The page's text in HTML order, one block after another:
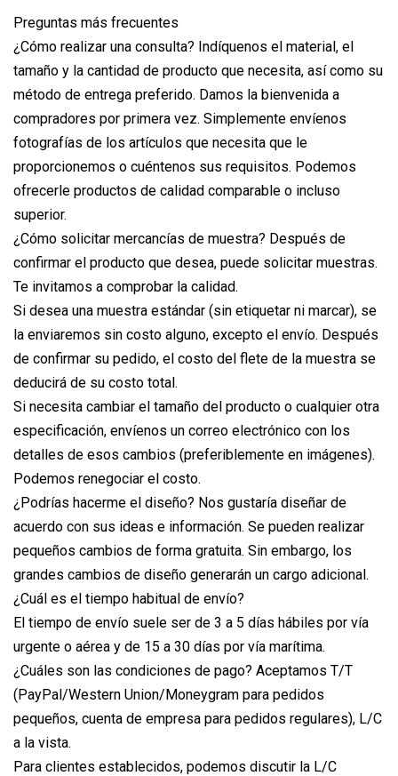
Preguntas más frecuentes
¿Cómo realizar una consulta? Indíquenos el material, el
tamaño y la cantidad de producto que necesita, así como su
método de entrega preferido. Damos la bienvenida a
compradores por primera vez. Simplemente envíenos
fotografías de los artículos que necesita que le
proporcionemos o cuéntenos sus requisitos. Podemos
ofrecerle productos de calidad comparable o incluso
superior.
¿Cómo solicitar mercancías de muestra? Después de
confirmar el producto que desea, puede solicitar muestras.
Te invitamos a comprobar la calidad.
Si desea una muestra estándar (sin etiquetar ni marcar), se
la enviaremos sin costo alguno, excepto el envío. Después
de confirmar su pedido, el costo del flete de la muestra se
deducirá de su costo total.
Si necesita cambiar el tamaño del producto o cualquier otra
especificación, envíenos un correo electrónico con los
detalles de esos cambios (preferiblemente en imágenes).
Podemos renegociar el costo.
¿Podrías hacerme el diseño? Nos gustaría diseñar de
acuerdo con sus ideas e información. Se pueden realizar
pequeños cambios de forma gratuita. Sin embargo, los
grandes cambios de diseño generarán un cargo adicional.
¿Cuál es el tiempo habitual de envío?
El tiempo de envío suele ser de 3 a 5 días hábiles por vía
urgente o aérea y de 15 a 30 días por vía marítima.
¿Cuáles son las condiciones de pago? Aceptamos T/T
(PayPal/Western Union/Moneygram para pedidos
pequeños, cuenta de empresa para pedidos regulares), L/C
a la vista.
Para clientes establecidos, podemos discutir la L/C